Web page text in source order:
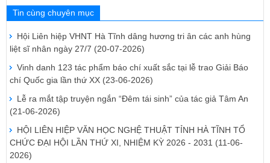
Tin cùng chuyên mục
Hội Liên hiệp VHNT Hà Tĩnh dâng hương tri ân các anh hùng
liệt sĩ nhân ngày 27/7 (20-07-2026)
Vinh danh 123 tác phẩm báo chí xuất sắc tại lễ trao Giải Báo
chí Quốc gia lần thứ XX (23-06-2026)
Lễ ra mắt tập truyện ngắn “Đêm tái sinh” của tác giả Tâm An
(21-06-2026)
HỘI LIÊN HIỆP VĂN HỌC NGHỆ THUẬT TỈNH HÀ TĨNH TỔ
CHỨC ĐẠI HỘI LẦN THỨ XI, NHIỆM KỲ 2026 - 2031 (11-06-
2026)